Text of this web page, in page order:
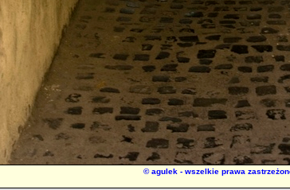
©agulek - wszelkie prawa